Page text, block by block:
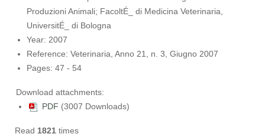
Produzioni Animali; FacoltÉ_ di Medicina Veterinaria,
UniversitÉ_ di Bologna
Year: 2007
Reference: Veterinaria, Anno 21, n. 3, Giugno 2007
Pages: 47 - 54
Download attachments:
PDF (3007 Downloads)
Read 1821 times